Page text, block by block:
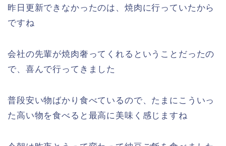
昨日更新できなかったのは、焼肉に行っていたから
ですね
会社の先輩が焼肉奢ってくれるということだったの
で、喜んで行ってきました
普段安い物ばかり食べているので、たまにこういっ
た高い物を食べると最高に美味く感じますね